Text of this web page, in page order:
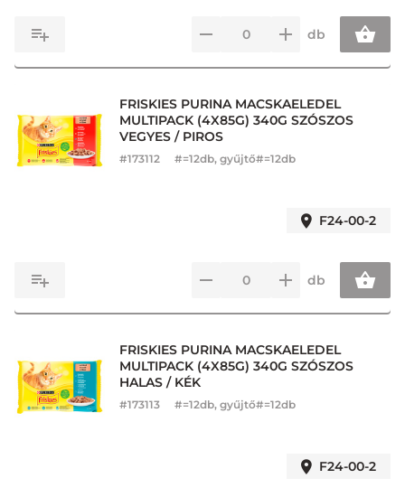
db
FRISKIES PURINA MACSKAELEDEL
MULTIPACK (4X85G) 340G SZÓSZOS
VEGYES / PIROS
#173112 #=12db, gyűjtő#=12db
F24-00-2
db
FRISKIES PURINA MACSKAELEDEL
MULTIPACK (4X85G) 340G SZÓSZOS
HALAS / KÉK
#173113 #=12db, gyűjtő#=12db
F24-00-2